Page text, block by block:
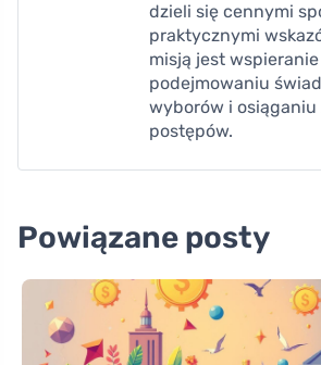
dzieli się cennymi
praktycznymi
misją jest
podejmowaniu
wyborów i
postępów.
Powiązane posty